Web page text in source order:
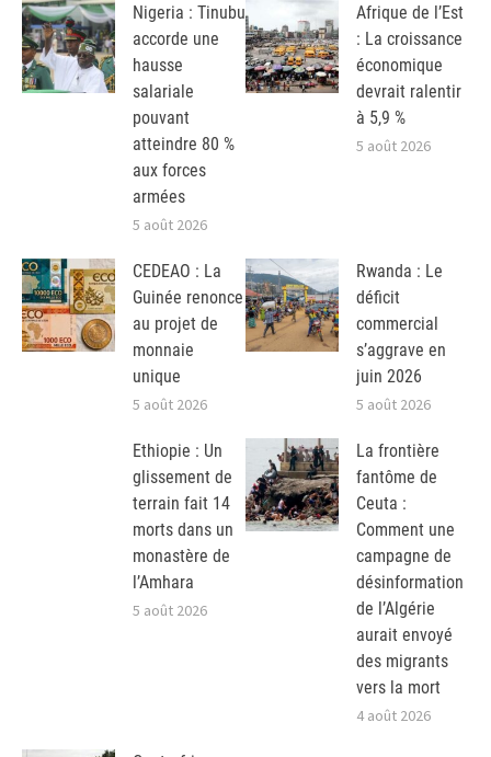
Nigeria : Tinubu
accorde une
hausse
salariale
pouvant
atteindre 80 %
aux forces
armées
5 août 2026
Afrique de l’Est
: La croissance
économique
devrait ralentir
à 5,9 %
5 août 2026
CEDEAO : La
Guinée renonce
au projet de
monnaie
unique
5 août 2026
Rwanda : Le
déficit
commercial
s’aggrave en
juin 2026
5 août 2026
Ethiopie : Un
glissement de
terrain fait 14
morts dans un
monastère de
l’Amhara
5 août 2026
La frontière
fantôme de
Ceuta :
Comment une
campagne de
désinformation
de l’Algérie
aurait envoyé
des migrants
vers la mort
4 août 2026